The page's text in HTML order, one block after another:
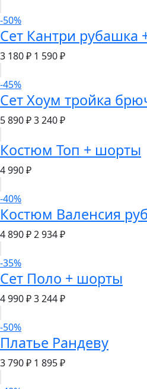
-50%
Сет Кантри рубашка
3 180 ₽ 1 590 ₽
-45%
Сет Хоум тройка
5 890 ₽3 240 ₽
Костюм Топ + шорты
4 990 ₽
-40%
Костюм Валенсия
4 890 ₽2 934 ₽
-35%
Сет Поло + шорты
4 990 ₽3 244 ₽
-50%
Платье Рандеву
3 790 ₽ 1 895 ₽